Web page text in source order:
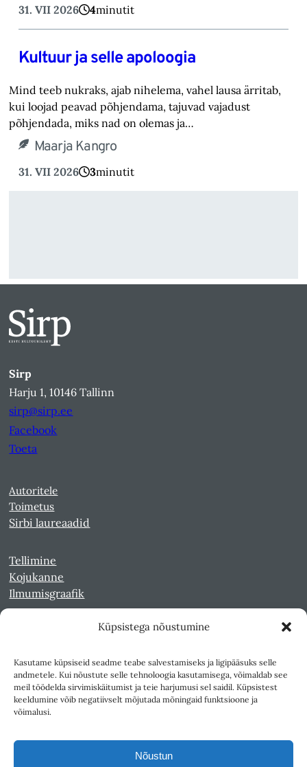
Küpsistega nõustumine
Kasutame küpsiseid seadme teabe salvestamiseks ja ligipääsuks selle
andmetele. Kui nõustute selle tehnoloogia kasutamisega, võimaldab see
meil töödelda sirvimiskäitumist ja teie harjumusi sel saidil. Küpsistest
keeldumine võib negatiivselt mõjutada mõningaid funktsioone ja
võimalusi.
Nõustun
31. VII 2026 4minutit
Kultuur ja selle apoloogia
Mind teeb nukraks, ajab nihelema, vahel lausa ärritab,
kui loojad peavad põhjendama, tajuvad vajadust
põhjendada, miks nad on olemas ja…
Maarja Kangro
31. VII 2026 3minutit
Sirp
Harju 1, 10146 Tallinn
sirp@sirp.ee
Facebook
Toeta
Autoritele
Toimetus
Sirbi laureaadid
Tellimine
Kojukanne
Ilmumisgraafik
Kultuurileht 1994-1997
Reede 1989-1990
Sirp ja Vasar 1940-1989